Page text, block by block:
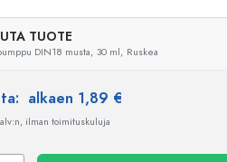
TUOTE
DIN18 musta, 30 ml, Ruskea
alkaen 1,89 €
ilman toimituskuluja